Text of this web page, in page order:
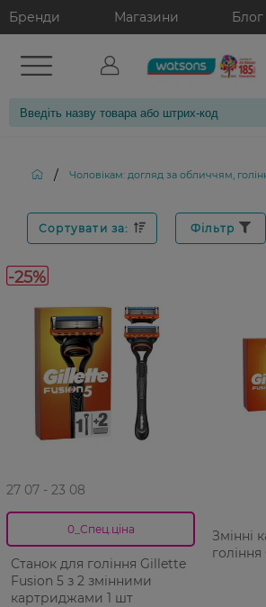
Бренди Магазини Блог
/ Чоловікам: догляд за обличчям,
Сортувати за: Фільтр
-25%
27 07 - 23 08
0_Спец.ціна
Станок для гоління Gillette
Fusion 5 з 2 змінними
картриджами 1 шт
Змінні